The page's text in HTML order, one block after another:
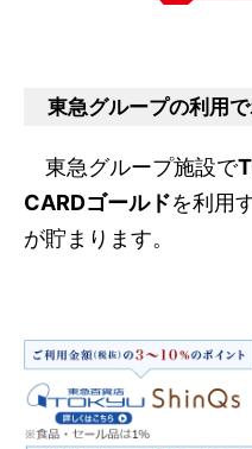
東急グループの利用
東急グループ施設で
CARDゴールドを利用
が貯まります。